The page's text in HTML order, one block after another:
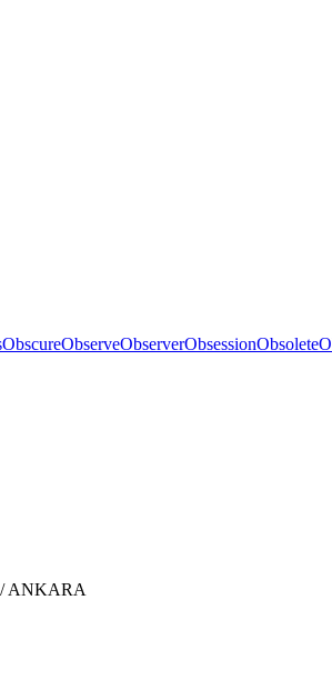
ObscureObserveObserverObsessionObsolete
/ ANKARA